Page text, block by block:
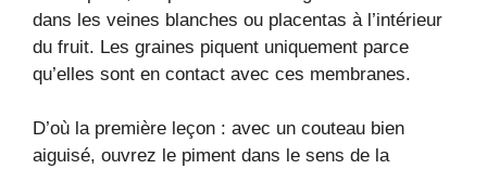
dans les veines blanches ou placentas à l’intérieur
du fruit. Les graines piquent uniquement parce
qu’elles sont en contact avec ces membranes.
D’où la première leçon : avec un couteau bien
aiguisé, ouvrez le piment dans le sens de la